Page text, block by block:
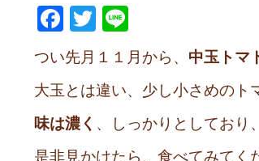
Facebook
Twitter
つい先月１１月から、 中玉トマ
大玉とは違い、少し小さめのト
味は濃く 、しっかりとしており、
是非見かけたら、食べてみてく